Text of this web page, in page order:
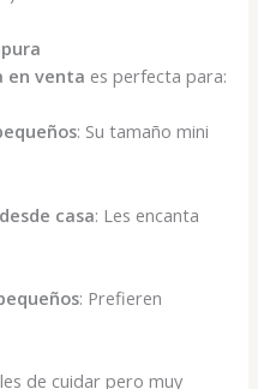
en venta es perfecta para:
: Su tamaño mini
casa: Les encanta
: Prefieren
de cuidar pero muy